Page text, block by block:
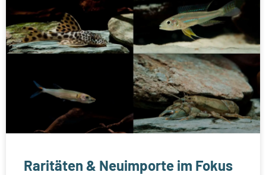
Raritäten & Neuimporte im Fokus